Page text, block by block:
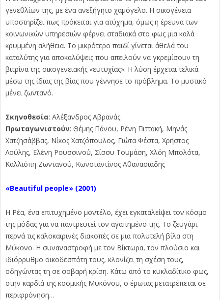
γενεθλίων της, με ένα ανεξήγητο χαμόγελο. Η οικογένεια
υποστηρίζει πως πρόκειται για ατύχημα, όμως η έρευνα των
κοινωνικών υπηρεσιών φέρνει σταδιακά στο φως μια καλά
κρυμμένη αλήθεια. Το μικρότερο παιδί γίνεται άθελά του
καταλύτης για αποκαλύψεις που απειλούν να γκρεμίσουν τη
βιτρίνα της οικογενειακής «ευτυχίας». Η λύση έρχεται τελικά
μέσω της ίδιας της βίας που γέννησε το πρόβλημα. Το μυστικό
μένει ζωντανό.
Σκηνοθεσία: Αλέξανδρος Αβρανάς
Πρωταγωνιστούν: Θέμης Πάνου, Ρένη Πιττακή, Μηνάς
Χατζησάββας, Νίκος Χατζόπουλος, Γιώτα Φέστα, Χρήστος
Λούλης, Ελένη Ρουσσινού, Σίσσυ Τουμάση, Χλόη Μπολότα,
Καλλιόπη Ζωντανού, Κωνσταντίνος Αθανασιάδης
«Beautiful people» (2001)
Η Ρέα, ένα επιτυχημένο μοντέλο, έχει εγκαταλείψει τον κόσμο
της μόδας για να παντρευτεί τον αγαπημένο της. Το ζευγάρι
περνά τις καλοκαιρινές διακοπές σε μια πολυτελή βίλα στη
Μύκονο. Η συναναστροφή με τον Βίκτωρα, τον πλούσιο και
ιδιόρρυθμο οικοδεσπότη τους, κλονίζει τη σχέση τους,
οδηγώντας τη σε σοβαρή κρίση. Κάτω από το κυκλαδίτικο φως,
στην καρδιά της κοσμικής Μυκόνου, ο έρωτας μετατρέπεται σε
περιφρόνηση…